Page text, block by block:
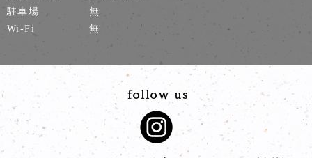
駐車場
無
Wi-Fi
無